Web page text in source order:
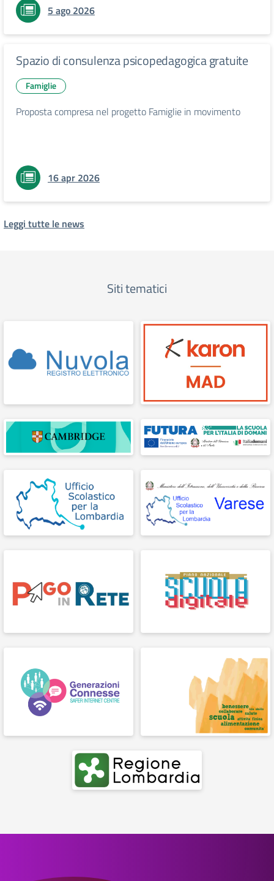
5 ago 2026
Spazio di consulenza psicopedagogica gratuite
Famiglie
Proposta compresa nel progetto Famiglie in movimento
16 apr 2026
Leggi tutte le news
Siti tematici